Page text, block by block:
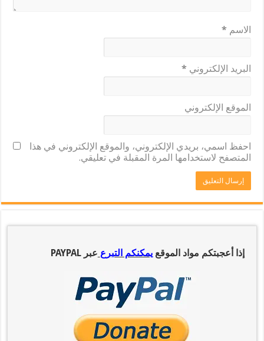
الاسم *
البريد الإلكتروني *
الموقع الإلكتروني
احفظ اسمي، بريدي الإلكتروني، والموقع الإلكتروني في هذا
المتصفح لاستخدامها المرة المقبلة في تعليقي.
إذا أعجبتكم مواد الموقع يمكنكم التبرع عبر PAYPAL